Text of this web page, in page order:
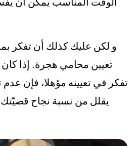
و لكن عليك كذلك أن تفكر
تعيين محامي هجرة. إذا
تفكر في تعيينه مؤهلا، فإن عدم
يقلل من نسبة نجاح قضيّتك